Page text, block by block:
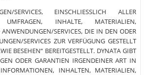
SERVICES, EINSCHLIESSLICH ALLER
UMFRAGEN, INHALTE, MATERIALIEN,
SERVICES, DIE IN DEN ODER
SERVICES ZUR VERFÜGUNG GESTELLT
BESEHEN“ BEREITGESTELLT. DYNATA GIBT
ODER GARANTIEN IRGENDEINER ART IN
INHALTEN, MATERIALIEN,